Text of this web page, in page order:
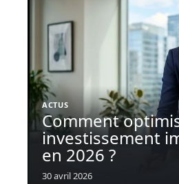
ACTUS
Comment
investissement
en 2026 ?
30 avril 2026